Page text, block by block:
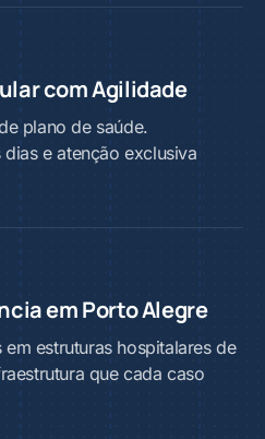
com Agilidade
plano de saúde.
e atenção exclusiva
em Porto Alegre
estruturas hospitalares de
que cada caso